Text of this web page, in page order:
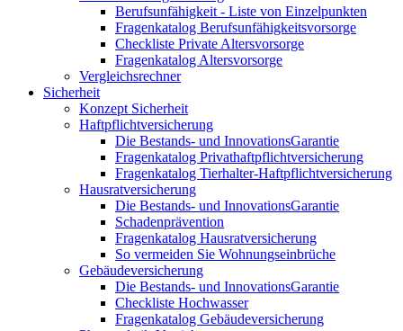
Berufsunfähigkeit - Liste von Einzelpunkten
Fragenkatalog Berufsunfähigkeitsvorsorge
Checkliste Private Altersvorsorge
Fragenkatalog Altersvorsorge
Vergleichsrechner
Sicherheit
Konzept Sicherheit
Haftpflichtversicherung
Die Bestands- und InnovationsGarantie
Fragenkatalog Privathaftpflichtversicherung
Fragenkatalog Tierhalter-Haftpflichtversicherung
Hausratversicherung
Die Bestands- und InnovationsGarantie
Schadenprävention
Fragenkatalog Hausratversicherung
So vermeiden Sie Wohnungseinbrüche
Gebäudeversicherung
Die Bestands- und InnovationsGarantie
Checkliste Hochwasser
Fragenkatalog Gebäudeversicherung